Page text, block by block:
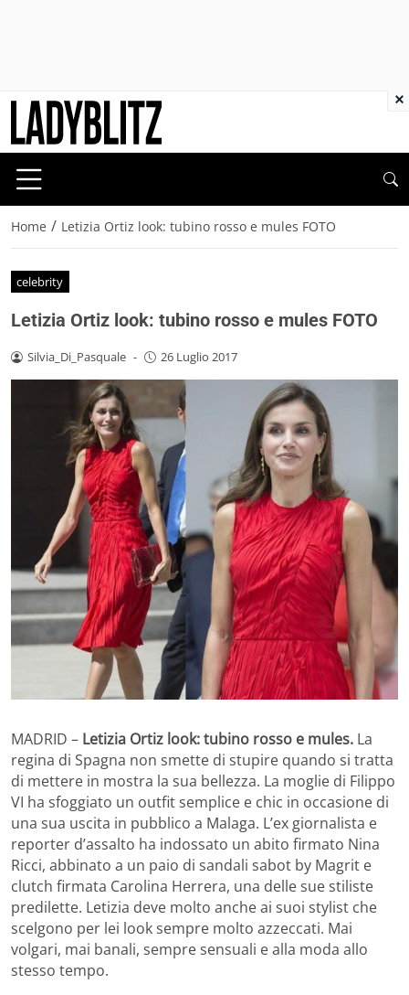
Home / Letizia Ortiz look: tubino rosso e mules FOTO
celebrity
Letizia Ortiz look: tubino rosso e mules FOTO
Silvia_Di_Pasquale - 26 Luglio 2017
MADRID – Letizia Ortiz look: tubino rosso e mules. La
regina di Spagna non smette di stupire quando si tratta
di mettere in mostra la sua bellezza. La moglie di Filippo
VI ha sfoggiato un outfit semplice e chic in occasione di
una sua uscita in pubblico a Malaga. L’ex giornalista e
reporter d’assalto ha indossato un abito firmato Nina
Ricci, abbinato a un paio di sandali sabot by Magrit e
clutch firmata Carolina Herrera, una delle sue stiliste
predilette. Letizia deve molto anche ai suoi stylist che
scelgono per lei look sempre molto azzeccati. Mai
volgari, mai banali, sempre sensuali e alla moda allo
stesso tempo.
×